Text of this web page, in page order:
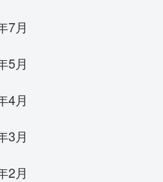
7月
5月
4月
3月
2月